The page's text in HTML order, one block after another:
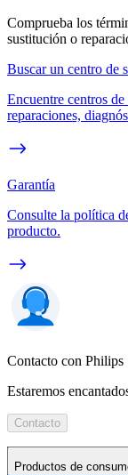
Comprueba los
sustitución o
Buscar un centro de
Encuentre centros
reparaciones,
Garantía
Consulte la política
producto.
Contacto con Philips
Estaremos
Contacto
Productos de